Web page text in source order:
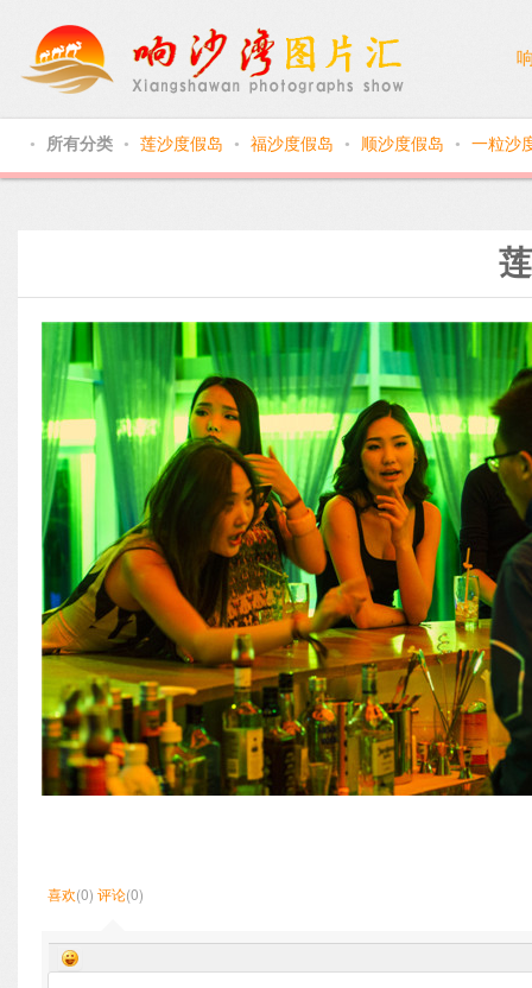
● 所有分类 ● 莲沙度假岛 ● 福沙度假岛 ● 顺沙度假岛 ● 一粒沙
喜欢(0) 评论(0)